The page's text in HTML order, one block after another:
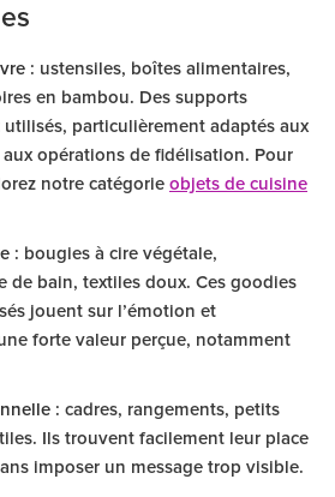
: ustensiles, boîtes alimentaires,
en bambou. Des supports
particulièrement adaptés aux
opérations de fidélisation. Pour
notre catégorie objets de cuisine
: bougies à cire végétale,
de bain, textiles doux. Ces goodies
jouent sur l’émotion et
une forte valeur perçue, notamment
: cadres, rangements, petits
Ils trouvent facilement leur place
imposer un message trop visible.